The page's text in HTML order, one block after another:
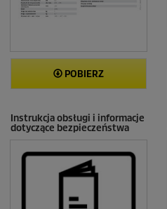
POBIERZ
Instrukcja obsługi i informacje
dotyczące bezpieczeństwa